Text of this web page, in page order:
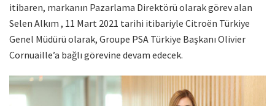
itibaren, markanın Pazarlama Direktörü olarak görev alan
Selen Alkım , 11 Mart 2021 tarihi itibariyle Citroën Türkiye
Genel Müdürü olarak, Groupe PSA Türkiye Başkanı Olivier
Cornuaille’a bağlı görevine devam edecek.